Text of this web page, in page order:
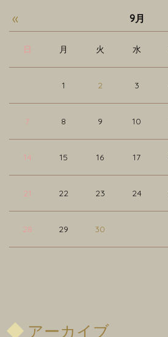
« 9月
日 月 火 水
1 2 3
7 8 9 10
14 15 16 17
21 22 23 24
28 29 30
アーカイブ